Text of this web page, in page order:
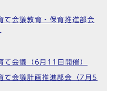
会議教育・保育推進部会
会議（6月11日開催）
会議計画推進部会（7月5